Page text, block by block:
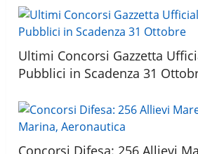
Ultimi Concorsi Gazzetta
Pubblici in Scadenza 31
Concorsi Difesa: 256 Allievi